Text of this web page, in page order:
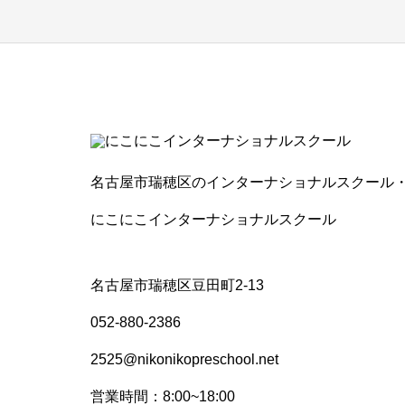
名古屋市瑞穂区のインターナショナルスクール
にこにこインターナショナルスクール
名古屋市瑞穂区豆田町2-13
052-880-2386
2525@nikonikopreschool.net
営業時間：8:00~18:00